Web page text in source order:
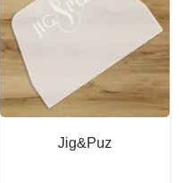
Jig&Puz